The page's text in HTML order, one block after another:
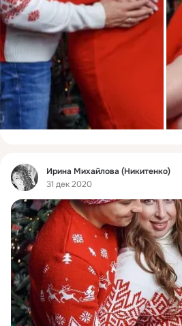
Фид
Ирина Михайлова (Никитенко)
31 дек 2020